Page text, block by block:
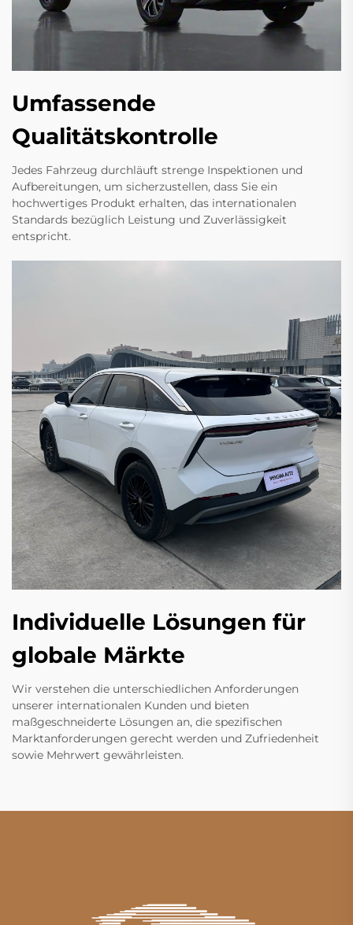
Umfassende
Qualitätskontrolle
Jedes Fahrzeug durchläuft strenge Inspektionen und
Aufbereitungen, um sicherzustellen, dass Sie ein
hochwertiges Produkt erhalten, das internationalen
Standards bezüglich Leistung und Zuverlässigkeit
entspricht.
Individuelle Lösungen für
globale Märkte
Wir verstehen die unterschiedlichen Anforderungen
unserer internationalen Kunden und bieten
maßgeschneiderte Lösungen an, die spezifischen
Marktanforderungen gerecht werden und Zufriedenheit
sowie Mehrwert gewährleisten.